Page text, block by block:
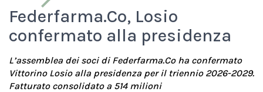
Federfarma.Co, Losio
confermato alla presidenza
L’assemblea dei soci di Federfarma.Co ha confermato
Vittorino Losio alla presidenza per il triennio 2026-2029.
Fatturato consolidato a 514 milioni